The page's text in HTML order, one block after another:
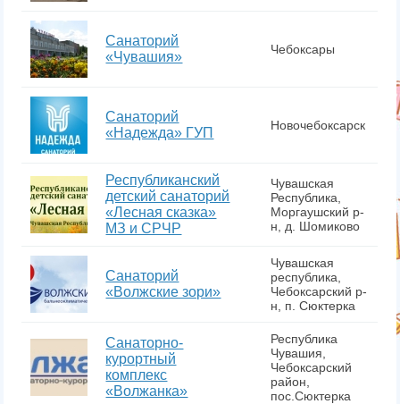
Санаторий
«Чувашия»
Чебоксары
Санаторий
«Надежда» ГУП
Новочебоксарск
Республиканский
детский санаторий
«Лесная сказка»
МЗ и СРЧР
Чувашская
Республика,
Моргаушский р-
н, д. Шомиково
Санаторий
«Волжские зори»
Чувашская
республика,
Чебоксарский р-
н, п. Сюктерка
Санаторно-
курортный
комплекс
«Волжанка»
Республика
Чувашия,
Чебоксарский
район,
пос.Сюктерка